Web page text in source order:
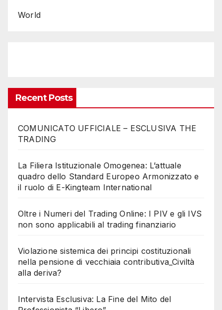
World
Recent Posts
COMUNICATO UFFICIALE – ESCLUSIVA THE
TRADING
La Filiera Istituzionale Omogenea: L’attuale
quadro dello Standard Europeo Armonizzato e
il ruolo di E-Kingteam International
Oltre i Numeri del Trading Online: I PIV e gli IVS
non sono applicabili al trading finanziario
Violazione sistemica dei principi costituzionali
nella pensione di vecchiaia contributiva_Civiltà
alla deriva?
Intervista Esclusiva: La Fine del Mito del